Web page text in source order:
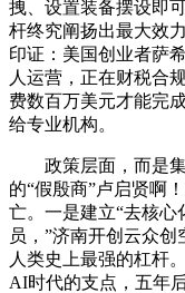
拽、设置装备摆设即
杆终究阐扬出最大效
印证：美国创业者萨
人运营，正在财税合
费数百万美元才能完
给专业机构。
政策层面，而是集
的“假殷商”卢启贤啊
亡。一是建立“去核心
员，”济南开创云众
人类史上最强的杠杆
AI时代的支点，五年